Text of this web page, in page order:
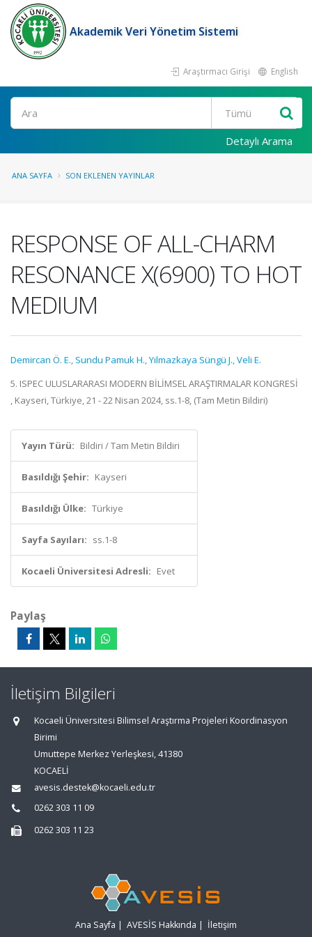
Akademik Veri Yönetim Sistemi
Araştırmacı Girişi English
Ara
Detaylı Arama
ANA SAYFA SON EKLENEN YAYINLAR
RESPONSE OF ALL-CHARM
RESONANCE X(6900) TO HOT
MEDIUM
Demircan Ö. E., Sundu Pamuk H.,Yılmazkaya Süngü J.,Veli E.
5. ISPEC ULUSLARARASI MODERN BİLİMSEL ARAŞTIRMALAR KONGRESİ
, Kayseri, Türkiye, 21 - 22 Nisan 2024, ss.1-8, (Tam Metin Bildiri)
Yayın Türü: Bildiri / Tam Metin Bildiri
Basıldığı Şehir: Kayseri
Basıldığı Ülke: Türkiye
Sayfa Sayıları: ss.1-8
Kocaeli Üniversitesi Adresli: Evet
Paylaş
İletişim Bilgileri
Kocaeli Üniversitesi Bilimsel Araştırma Projeleri Koordinasyon
Birimi
Umuttepe Merkez Yerleşkesi, 41380
KOCAELİ
avesis.destek@kocaeli.edu.tr
0262 303 11 09
0262 303 11 23
Ana Sayfa | AVESİS Hakkında | İletişim